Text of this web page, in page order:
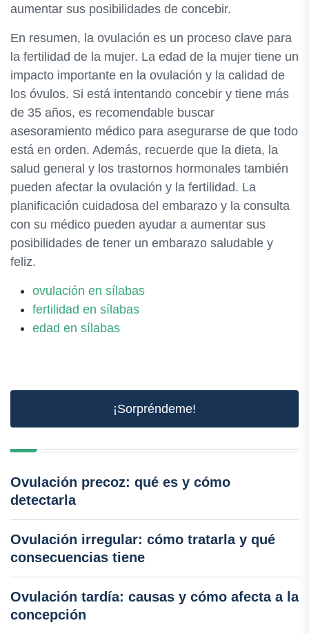
aumentar sus posibilidades de concebir.
En resumen, la ovulación es un proceso clave para
la fertilidad de la mujer. La edad de la mujer tiene un
impacto importante en la ovulación y la calidad de
los óvulos. Si está intentando concebir y tiene más
de 35 años, es recomendable buscar
asesoramiento médico para asegurarse de que todo
está en orden. Además, recuerde que la dieta, la
salud general y los trastornos hormonales también
pueden afectar la ovulación y la fertilidad. La
planificación cuidadosa del embarazo y la consulta
con su médico pueden ayudar a aumentar sus
posibilidades de tener un embarazo saludable y
feliz.
ovulación en sílabas
fertilidad en sílabas
edad en sílabas
¡Sorpréndeme!
Ovulación precoz: qué es y cómo
detectarla
Ovulación irregular: cómo tratarla y qué
consecuencias tiene
Ovulación tardía: causas y cómo afecta a la
concepción